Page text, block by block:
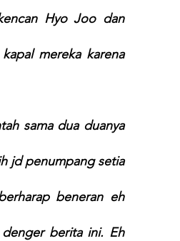
Hyo Joo dan
mereka karena
sama dua duanya
jd penumpang setia
beneran eh
berita ini. Eh